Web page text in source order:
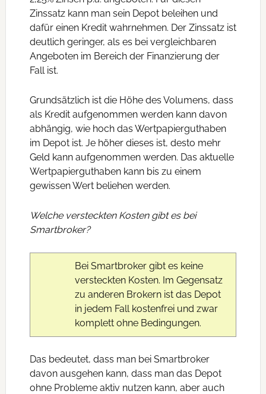
Zinssatz kann man sein Depot beleihen und
dafür einen Kredit wahrnehmen. Der Zinssatz ist
deutlich geringer, als es bei vergleichbaren
Angeboten im Bereich der Finanzierung der
Fall ist.
Grundsätzlich ist die Höhe des Volumens, dass
als Kredit aufgenommen werden kann davon
abhängig, wie hoch das Wertpapierguthaben
im Depot ist. Je höher dieses ist, desto mehr
Geld kann aufgenommen werden. Das aktuelle
Wertpapierguthaben kann bis zu einem
gewissen Wert beliehen werden.
Welche versteckten Kosten gibt es bei
Smartbroker?
Bei Smartbroker gibt es keine
versteckten Kosten. Im Gegensatz
zu anderen Brokern ist das Depot
in jedem Fall kostenfrei und zwar
komplett ohne Bedingungen.
Das bedeutet, dass man bei Smartbroker
davon ausgehen kann, dass man das Depot
ohne Probleme aktiv nutzen kann, aber auch